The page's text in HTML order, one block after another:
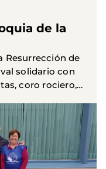
de la
Resurrección de
solidario con
coro rociero,